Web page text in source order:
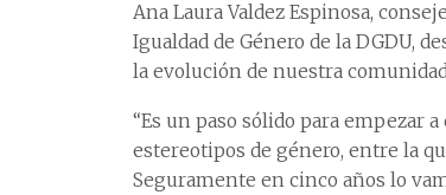
Ana Laura Valdez Espinosa,
Igualdad de Género de la DGDU,
la evolución de nuestra
“Es un paso sólido para empezar
estereotipos de género, entre la
Seguramente en cinco años lo